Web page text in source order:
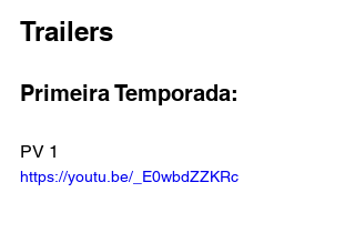
Trailers
Primeira Temporada:
PV 1
https://youtu.be/_E0wbdZZKRc